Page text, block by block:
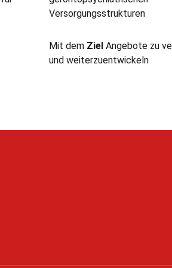
Versorgungsstrukturen
Mit dem Ziel Angebote zu
und weiterzuentwickeln